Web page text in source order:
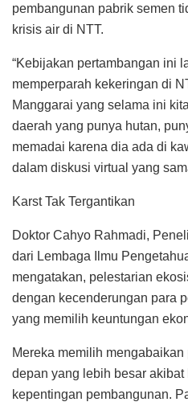
pembangunan pabrik semen
krisis air di NTT.
“Kebijakan pertambangan ini
memperparah kekeringan di
Manggarai yang selama ini
daerah yang punya hutan,
memadai karena dia ada di
dalam diskusi virtual yang
Karst Tak Tergantikan
Doktor Cahyo Rahmadi,
dari Lembaga Ilmu
mengatakan, pelestarian
dengan kecenderungan para
yang memilih keuntungan
Mereka memilih
depan yang lebih besar
kepentingan pembangunan.